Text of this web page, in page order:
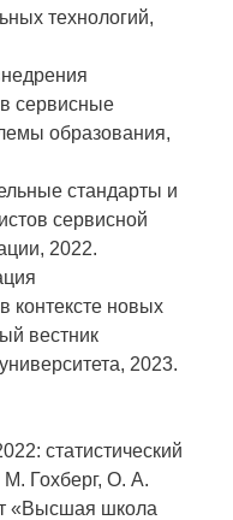
технологий,
сервисные
образования,
стандарты и
сервисной
2022.
контексте новых
вестник
2023.
статистический
Гохберг, О. А.
«Высшая школа